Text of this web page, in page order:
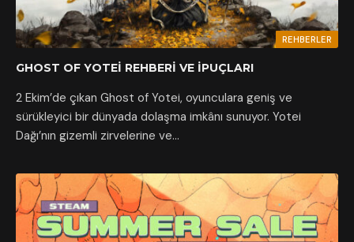
REHBERLER
GHOST OF YOTEI REHBERI VE İPUÇLARI
2 Ekim’de çıkan Ghost of Yotei, oyunculara geniş ve
sürükleyici bir dünyada dolaşma imkânı sunuyor. Yotei
Dağı’nın gizemli zirvelerine ve…